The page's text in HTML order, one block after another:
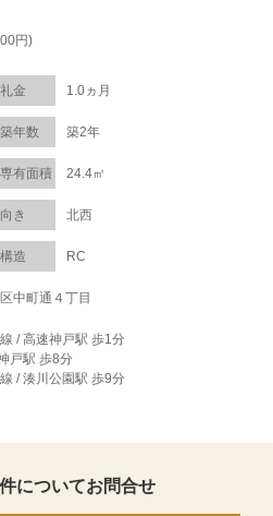
円)
礼金 1.0ヵ月
築年数 築2年
専有面積 24.4㎡
向き 北西
構造 RC
中町通４丁目
/ 高速神戸駅 歩1分
戸駅 歩8分
/ 湊川公園駅 歩9分
についてお問合せ